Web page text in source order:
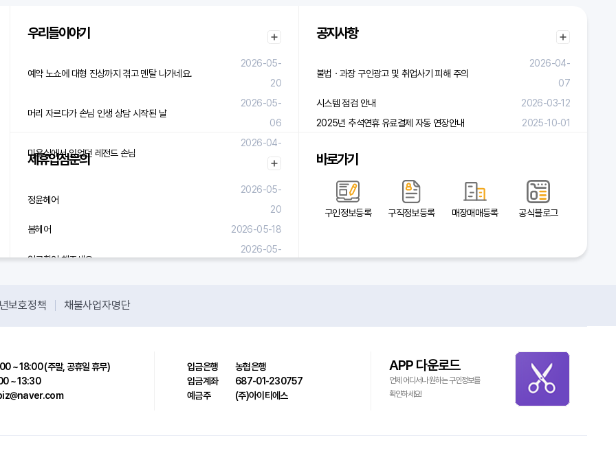
우리들이야기
예약 노쇼에 대형 진상까지 겪고 멘탈 나가네요.
2026-05-
20
머리 자르다가 손님 인생 상담 시작된 날
2026-05-
06
미용실에서 있었던 레전드 손님
2026-04-
29
제휴입점문의
정윤헤어
2026-05-
20
봄헤어
2026-05-18
입금확인 해주세요.
2026-05-
공지사항
불법ㆍ과장 구인광고 및 취업사기 피해 주의
2026-04-
07
시스템 점검 안내
2026-03-12
2025년 추석연휴 유료결제 자동 연장안내
2025-10-01
바로가기
구인정보등록 구직정보등록 매장매매등록 공식블로그
보호정책 채불사업자명단
~ 18:00 (주말, 공휴일 휴무)
~ 13:30
입금은행
농협은행
입금계좌
687-01-230757
예금주
(주)아이티에스
APP 다운로드
언제 어디서나 원하는 구인정보를
확인하세요!